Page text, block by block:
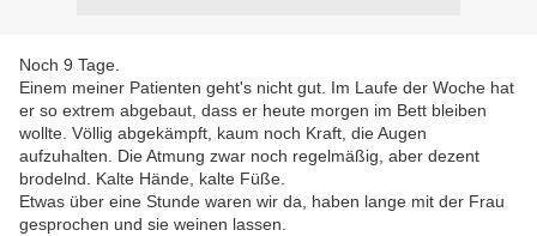
Noch 9 Tage.
Einem meiner Patienten geht's nicht gut. Im Laufe der Woche hat
er so extrem abgebaut, dass er heute morgen im Bett bleiben
wollte. Völlig abgekämpft, kaum noch Kraft, die Augen
aufzuhalten. Die Atmung zwar noch regelmäßig, aber dezent
brodelnd. Kalte Hände, kalte Füße.
Etwas über eine Stunde waren wir da, haben lange mit der Frau
gesprochen und sie weinen lassen.